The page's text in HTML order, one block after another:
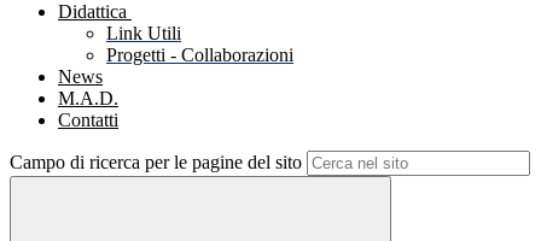
Didattica
Link Utili
Progetti - Collaborazioni
News
M.A.D.
Contatti
Campo di ricerca per le pagine del sito